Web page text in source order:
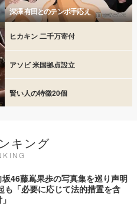
深澤 有田とのテンポ手応え
ヒカキン 二千万寄付
アソビ 米国拠点設立
賢い人の特徴20個
キング
46藤嶌果歩の写真集を巡り声明
も「必要に応じて法的措置を含